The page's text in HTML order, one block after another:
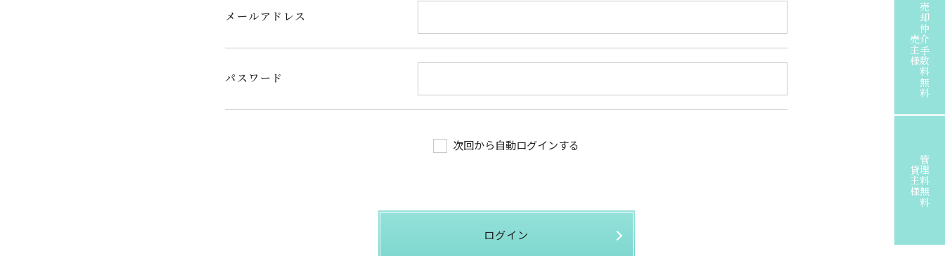
メールアドレス
パスワード
次回から自動ログインする
ログイン
売主様売却仲介手数料無料
貸主様管理料無料